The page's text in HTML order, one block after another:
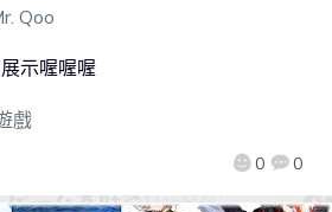
Qoo
0 0
示喔喔喔
戲